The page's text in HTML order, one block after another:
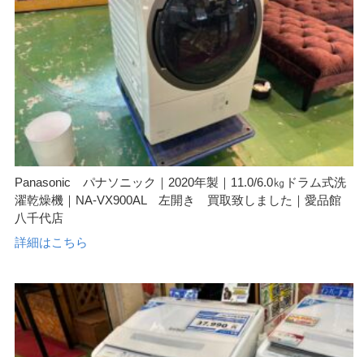
Panasonic パナソニック｜2020年製｜11.0/6.0㎏ドラム式洗
濯乾燥機｜NA-VX900AL 左開き 買取致しました｜愛品館
八千代店
詳細はこちら